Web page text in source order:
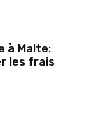
à Malte:
les frais